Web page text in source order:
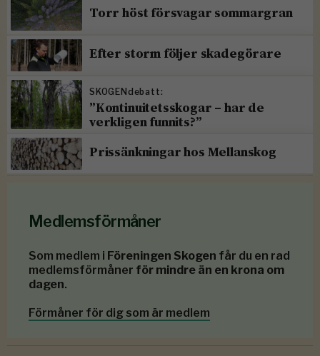
Torr höst försvagar sommargran
Efter storm följer skadegörare
SKOGENdebatt:
”Kontinuitetsskogar – har de
verkligen funnits?”
Prissänkningar hos Mellanskog
Medlemsförmåner
Som medlem i Föreningen Skogen får du en rad
medlemsförmåner för mindre än en krona om
dagen.
Förmåner för dig som är medlem